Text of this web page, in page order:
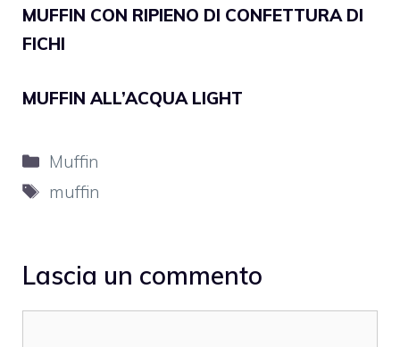
MUFFIN CON RIPIENO DI CONFETTURA DI
FICHI
MUFFIN ALL’ACQUA LIGHT
Categorie
Muffin
Tag
muffin
Lascia un commento